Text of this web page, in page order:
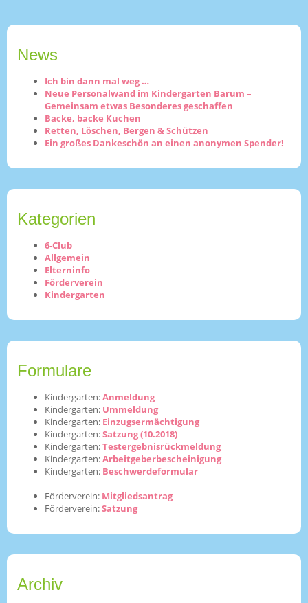
News
Ich bin dann mal weg …
Neue Personalwand im Kindergarten Barum –
Gemeinsam etwas Besonderes geschaffen
Backe, backe Kuchen
Retten, Löschen, Bergen & Schützen
Ein großes Dankeschön an einen anonymen Spender!
Kategorien
6-Club
Allgemein
Elterninfo
Förderverein
Kindergarten
Formulare
Kindergarten:Anmeldung
Kindergarten: Ummeldung
Kindergarten: Einzugsermächtigung
Kindergarten:Satzung (10.2018)
Kindergarten:Testergebnisrückmeldung
Kindergarten:Arbeitgeberbescheinigung
Kindergarten: Beschwerdeformular
Förderverein: Mitgliedsantrag
Förderverein:Satzung
Archiv